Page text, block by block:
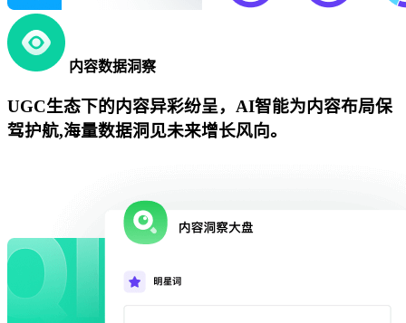
内容数据洞察
UGC生态下的内容异彩纷呈，AI智能为内容布局保
驾护航,海量数据洞见未来增长风向。